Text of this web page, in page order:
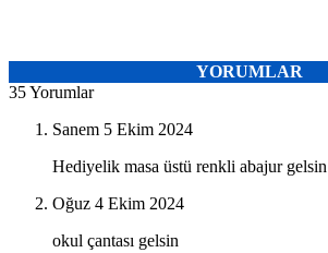
YORUMLAR
35 Yorumlar
Sanem 5 Ekim 2024
Hediyelik masa üstü renkli abajur gelsin
Oğuz 4 Ekim 2024
okul çantası gelsin